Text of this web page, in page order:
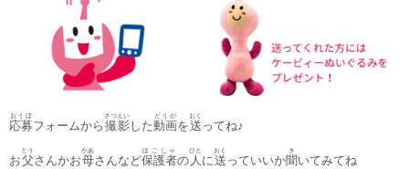
応募
おうぼ
フォームから 撮影
さつえい
した動画
どうが
を送
おく
ってね♪
お父
とう
さんかお母
かあ
さんなど保護者
ほごしゃ
の 人
ひと
に送
おく
っていいか聞
き
いてみてね